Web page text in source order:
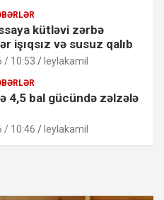
kütləvi zərbə
işıqsız və susuz qalıb
/ 10:53 leylakamil
4,5 bal gücündə zəlzələ
/ 10:46 leylakamil